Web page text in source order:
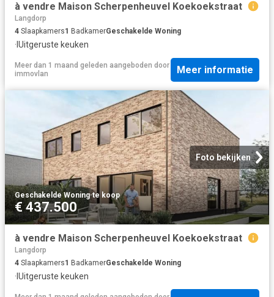
à vendre Maison Scherpenheuvel Koekoekstraat
Langdorp
4 Slaapkamers1 BadkamerGeschakelde Woning
· IUitgeruste keuken
Meer dan 1 maand geleden aangeboden door
immovlan
Meer informatie
Foto bekijken
Geschakelde Woning·te koop
€ 437.500
à vendre Maison Scherpenheuvel Koekoekstraat
Langdorp
4 Slaapkamers1 BadkamerGeschakelde Woning
· IUitgeruste keuken